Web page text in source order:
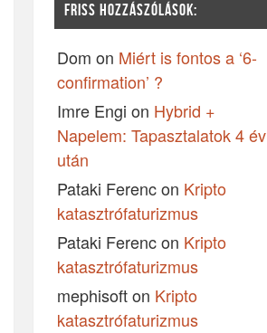
FRISS HOZZÁSZÓLÁSOK:
Dom on Miért is fontos a ‘6-
confirmation’ ?
Imre Engi on Hybrid +
Napelem: Tapasztalatok 4 év
után
Pataki Ferencon Kripto
katasztrófaturizmus
Pataki Ferencon Kripto
katasztrófaturizmus
mephisofton Kripto
katasztrófaturizmus